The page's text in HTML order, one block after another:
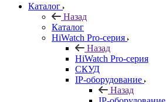
Каталог
Назад
Каталог
HiWatch Pro-серия
Назад
HiWatch Pro-серия
CКУД
IP-оборудование
Назад